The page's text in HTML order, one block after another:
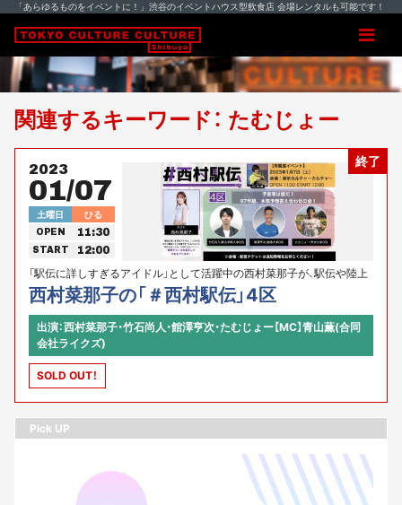
「あらゆるものをイベントに！」渋谷のイベントハウス型飲食店 会場レンタルも可能です！
関連するキーワード： たむじょー
終了
2023
01/07
土曜日 ひる
OPEN 11:30
START 12:00
「駅伝に詳しすぎるアイドル」として活躍中の西村菜那子が、駅伝や陸上
競技の楽しみ方を独自の切り口で提案していくイベントです！
西村菜那子の「＃西村駅伝」4区
出演：西村菜那子・竹石尚人・館澤亨次・たむじょー【MC】青山薫(合同
会社ライクズ)
SOLD OUT！
Pick UP